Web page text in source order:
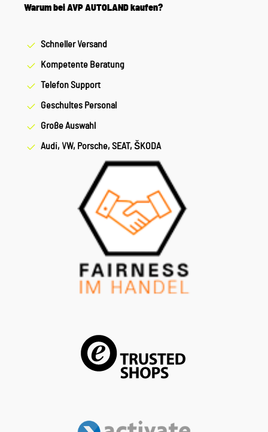
Warum bei AVP AUTOLAND kaufen?
Schneller Versand
Kompetente Beratung
Telefon Support
Geschultes Personal
Große Auswahl
Audi, VW, Porsche, SEAT, ŠKODA